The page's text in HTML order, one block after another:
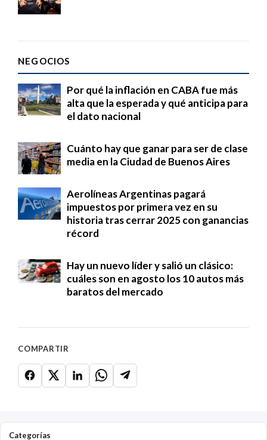
NEGOCIOS
Por qué la inflación en CABA fue más
alta que la esperada y qué anticipa para
el dato nacional
Cuánto hay que ganar para ser de clase
media en la Ciudad de Buenos Aires
Aerolíneas Argentinas pagará
impuestos por primera vez en su
historia tras cerrar 2025 con ganancias
récord
Hay un nuevo líder y salió un clásico:
cuáles son en agosto los 10 autos más
baratos del mercado
COMPARTIR
Categorías